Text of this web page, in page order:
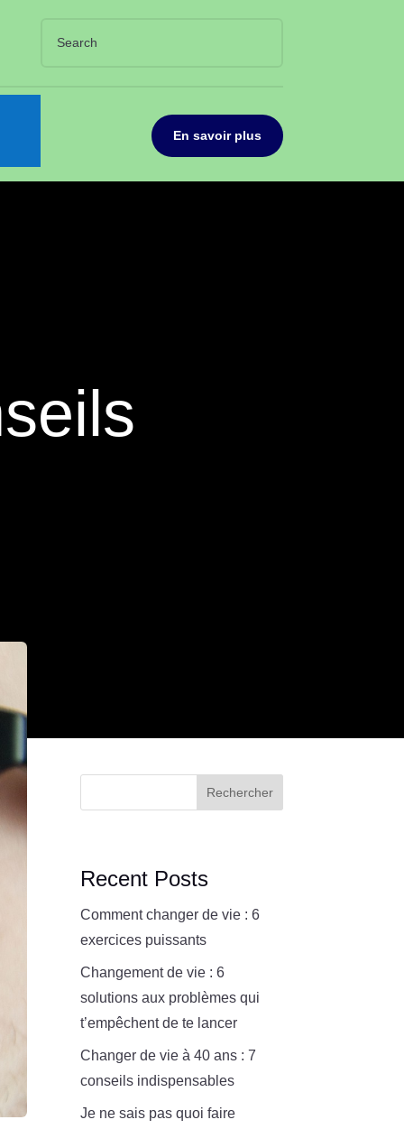
En savoir plus
Rechercher
Recent Posts
Comment changer de vie : 6
exercices puissants
Changement de vie : 6
solutions aux problèmes qui
t’empêchent de te lancer
Changer de vie à 40 ans : 7
conseils indispensables
Je ne sais pas quoi faire